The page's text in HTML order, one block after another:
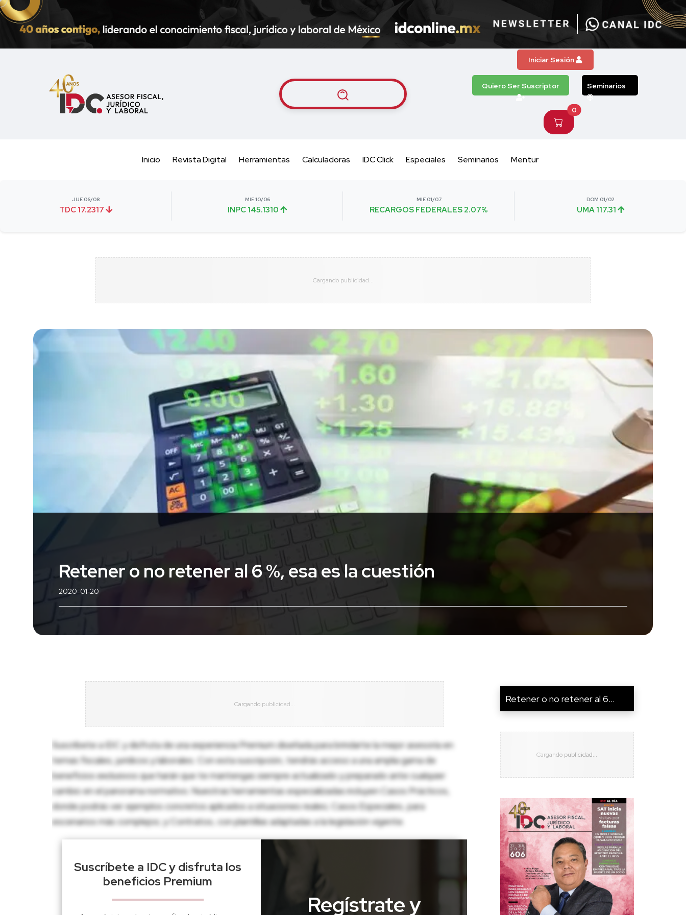
Iniciar Sesión
Quiero Ser Suscriptor Seminarios
0
Inicio Revista Digital Herramientas Calculadoras IDC Click Especiales Seminarios Mentur
JUE 06/08
TDC 17.2317
MIE 10/06
INPC 145.1310
MIE 01/07
RECARGOS FEDERALES 2.07%
DOM 01/02
UMA 117.31
Retener o no retener al 6 %, esa es la cuestión
2020-01-20
Suscríbete a IDC y disfruta de una experiencia Premium diseñada para brindarte la mejor asesoría en
temas fiscales, jurídicos y laborales. Con esta suscripción, tendrás acceso a una amplia gama de
beneficios exclusivos que harán que te mantengas siempre actualizado y preparado ante cualquier
cambio en el panorama normativo. Nuestras herramientas especializadas incluyen Casos Prácticos,
donde podrás ver ejemplos concretos aplicados a situaciones reales; Casos Especiales, para
escenarios más complejos; y Contratos, con plantillas adaptadas a la legislación vigente.
Suscríbete a IDC y disfruta los
beneficios Premium
Regístrate y
Retener o no retener al 6...